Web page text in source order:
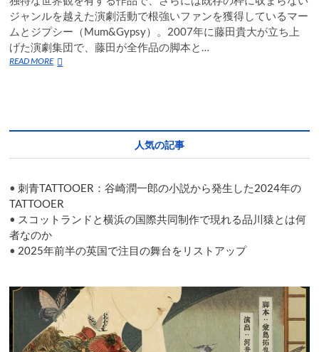
ジャンルを越えた演劇活動で根強いファンを獲得しているマー
ムとジプシー（Mum&Gypsy）。2007年に藤田貴大が立ち上
げた演劇集団で、藤田が全作品の脚本と…
READ MOREマ
主
の
藤
田
貴
の
地
人気の記事
•刺青TATTOOER：谷崎潤一郎の小説から発生した2024年の
TATTOOER
• スコットランドと横浜の国際共同制作で現れる品川猿とは何
者なのか
• 2025年前半の英国で注目の舞台をリストアップ